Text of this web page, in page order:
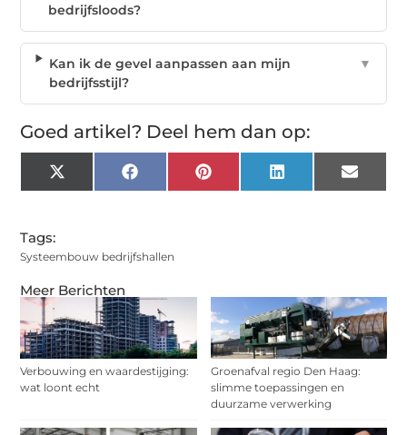
Meer Berichten
Verbouwing en waardestijging:
wat loont echt
Groenafval regio Den Haag:
slimme toepassingen en
duurzame verwerking
bedrijfsloods?
Kan ik de gevel aanpassen aan mijn
bedrijfsstijl?
▼
Goed artikel? Deel hem dan op:
X
(Twitter)
Facebook Pinterest LinkedIn Email
Tags:
Systeembouw bedrijfshallen